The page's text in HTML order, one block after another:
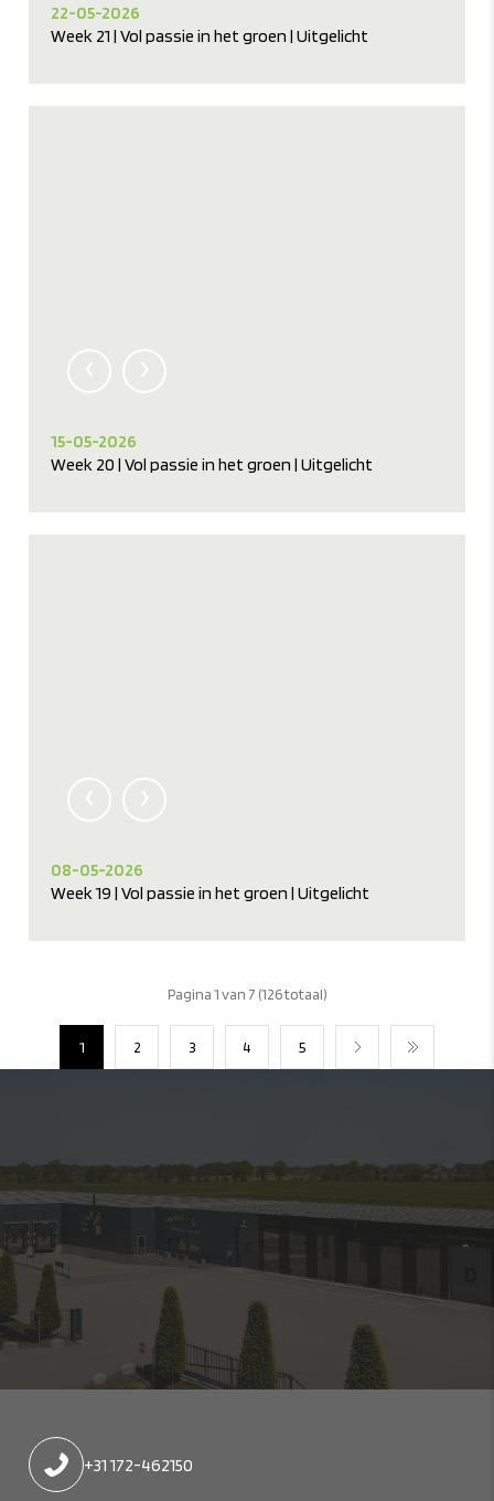
22-05-2026
Week 21 | Vol passie in het groen | Uitgelicht
‹ ›
15-05-2026
Week 20 | Vol passie in het groen | Uitgelicht
‹ ›
08-05-2026
Week 19 | Vol passie in het groen | Uitgelicht
Pagina 1 van 7 (126 totaal)
1 2 3 4 5
+31 172-462150